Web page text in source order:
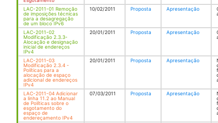
LAC-2011-01 Remoção
de imposições técnicas
para a desagregação
de um bloco IPv6
10/02/2011 Proposta Apresentação
LAC-2011-02
Modificação 2.3.3-
Alocação e designação
inicial de endereços
IPv4
20/01/2011 Proposta Apresentação
LAC-2011-03
Modificação 2.3.4 -
Políticas para a
alocação de espaço
adicional de endereços
IPv4
20/01/2011 Proposta Apresentação
LAC-2011-04 Adicionar
a linha 11.2 ao Manual
de Políticas sobre o
esgotamento do
espaço de
endereçamento IPv4
07/03/2011 Proposta Apresentação